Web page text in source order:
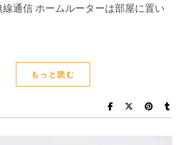
通信 ホームルーターは部屋に置い
もっと読む